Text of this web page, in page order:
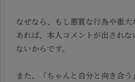
なぜなら、もし悪質な行為や重大
あれば、本人コメントが出されな
ないからです。
また、「ちゃんと自分と向き合